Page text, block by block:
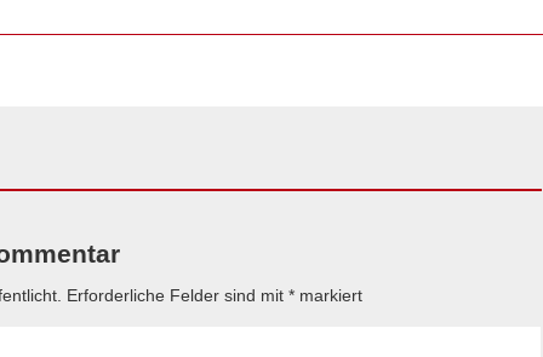
Erforderliche Felder sind mit * markiert